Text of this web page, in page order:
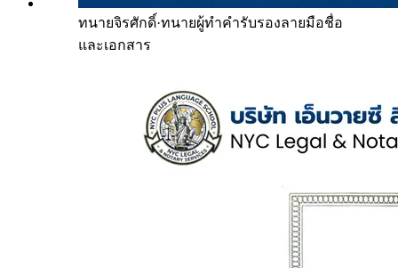
ทนายจิรศักดิ์·ทนายผู้ทำคำรับรองลายมือชื่อ
และเอกสาร